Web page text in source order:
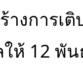
งการเ
ห้ 12 พั